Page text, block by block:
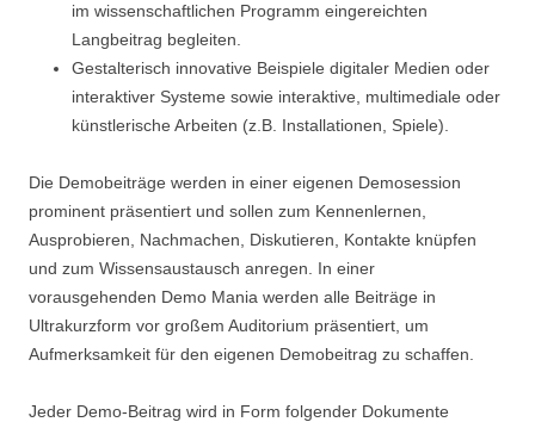
im wissenschaftlichen Programm eingereichten
Langbeitrag begleiten.
Gestalterisch innovative Beispiele digitaler Medien oder
interaktiver Systeme sowie interaktive, multimediale oder
künstlerische Arbeiten (z.B. Installationen, Spiele).
Die Demobeiträge werden in einer eigenen Demosession
prominent präsentiert und sollen zum Kennenlernen,
Ausprobieren, Nachmachen, Diskutieren, Kontakte knüpfen
und zum Wissensaustausch anregen. In einer
vorausgehenden Demo Mania werden alle Beiträge in
Ultrakurzform vor großem Auditorium präsentiert, um
Aufmerksamkeit für den eigenen Demobeitrag zu schaffen.
Jeder Demo-Beitrag wird in Form folgender Dokumente